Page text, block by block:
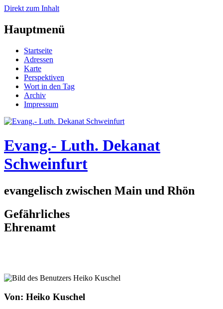
Direkt zum Inhalt
Hauptmenü
Startseite
Adressen
Karte
Perspektiven
Wort in den Tag
Archiv
Impressum
Evang.- Luth. Dekanat
Schweinfurt
evangelisch zwischen Main und Rhön
Gefährliches
Ehrenamt
Von: Heiko Kuschel